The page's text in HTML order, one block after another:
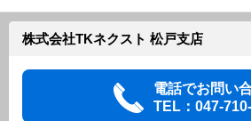
株式会社TKネクスト 松戸支店
電話でお問い
TEL：047-